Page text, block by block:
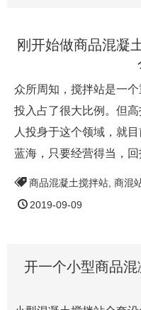
刚开始做商品混凝
众所周知，搅拌站是一
投入占了很大比例。但
人投身于这个领域，就
蓝海，只要经营得当，
商品混凝土搅拌站 商混
2019-09-09
开一个小型商品